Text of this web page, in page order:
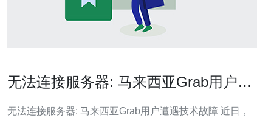
无法连接服务器: 马来西亚Grab用户遭
无法连接服务器: 马来西亚Grab用户遭遇技术故障 近日，